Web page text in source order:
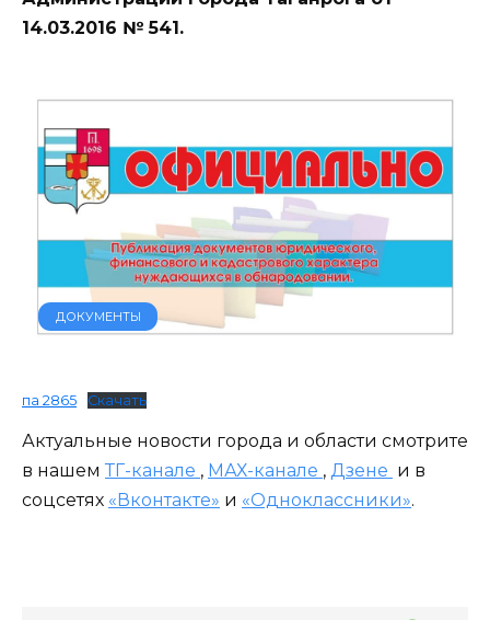
14.03.2016 № 541.
ДОКУМЕНТЫ
па 2865 Скачать
Актуальные новости города и области смотрите
в нашем ТГ-канале , МАХ-канале , Дзене и в
соцсетях «Вконтакте» и «Одноклассники».